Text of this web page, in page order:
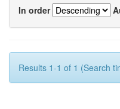
In order
Results 1-1 of 1 (Search